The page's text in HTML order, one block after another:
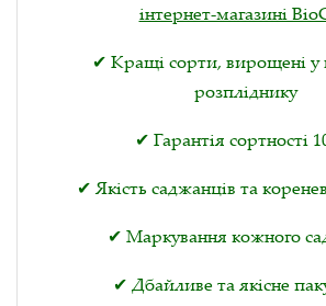
інтернет-магазині
✔ Кращі сорти, вирощені у
розпліднику
✔ Гарантія сортності
✔ Якість саджанців та
✔ Маркування кожного
✔ Дбайливе та якісне